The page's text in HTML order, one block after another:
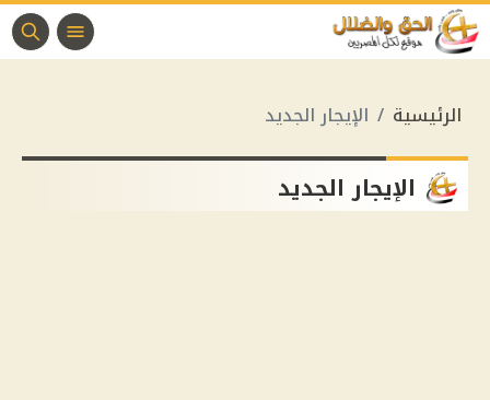
الرئيسية الإيجار الجديد
الإيجار الجديد